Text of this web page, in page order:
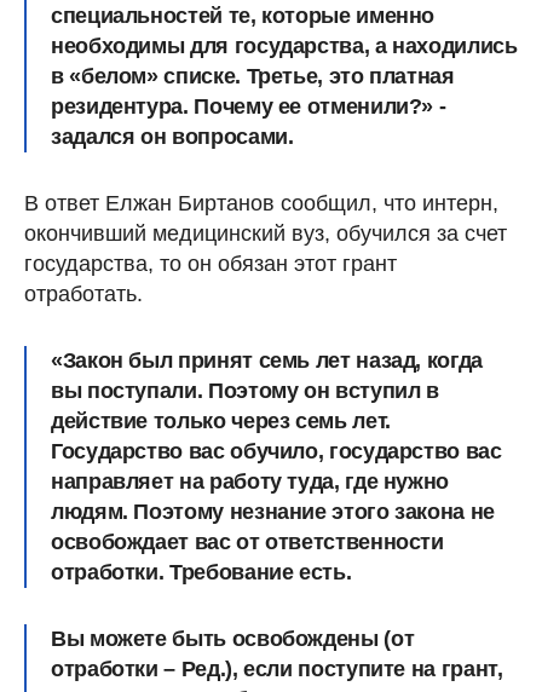
специальностей те, которые именно
необходимы для государства, а находились
в «белом» списке. Третье, это платная
резидентура. Почему ее отменили?» -
задался он вопросами.
В ответ Елжан Биртанов сообщил, что интерн,
окончивший медицинский вуз, обучился за счет
государства, то он обязан этот грант
отработать.
«Закон был принят семь лет назад, когда
вы поступали. Поэтому он вступил в
действие только через семь лет.
Государство вас обучило, государство вас
направляет на работу туда, где нужно
людям. Поэтому незнание этого закона не
освобождает вас от ответственности
отработки. Требование есть.
Вы можете быть освобождены (от
отработки – Ред.), если поступите на грант,